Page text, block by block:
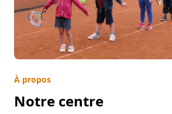
À propos
Notre centre